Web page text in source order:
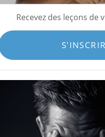
Recevez des leçons de